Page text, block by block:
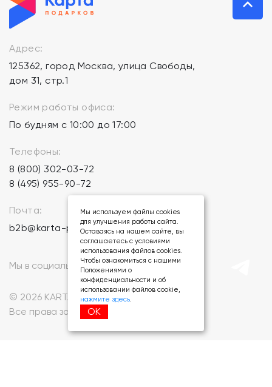
Адрес:
125362, город Москва, улица Свободы,
дом 31, стр.1
Режим работы офиса:
По будням с 10:00 до 17:00
Телефоны:
8 (800) 302-03-72
8 (495) 955-90-72
Почта:
b2b@karta-podarkov.ru
© 2026 KARTA-PODARKOV.RU.
Все права защищены.
Мы в социальных сетях:
Мы используем файлы cookies
для улучшения работы сайта.
Оставаясь на нашем сайте, вы
соглашаетесь с условиями
использования файлов cookies.
Чтобы ознакомиться с нашими
Положениями о
конфиденциальности и об
использовании файлов cookie,
нажмите здесь.
ОК